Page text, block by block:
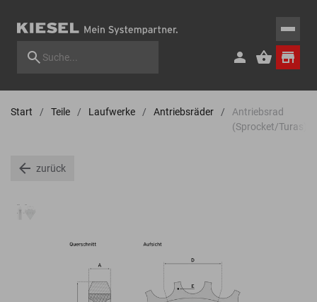
Start Teile Laufwerke Antriebsräder
Antriebsrad
(Sprocket/Turas)
zurück